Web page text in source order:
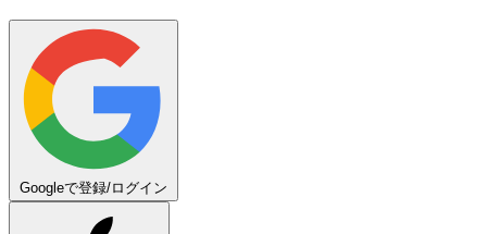
Googleで登録/ログイン